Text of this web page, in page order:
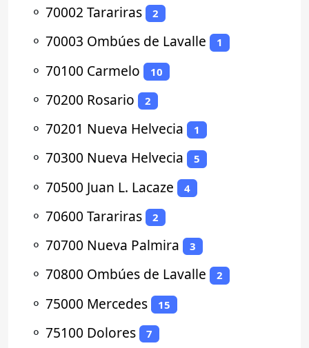
⚬ 70002 Tarariras 2
⚬ 70003 Ombúes de Lavalle 1
⚬ 70100 Carmelo 10
⚬ 70200 Rosario 2
⚬ 70201 Nueva Helvecia 1
⚬ 70300 Nueva Helvecia 5
⚬ 70500 Juan L. Lacaze 4
⚬ 70600 Tarariras 2
⚬ 70700 Nueva Palmira 3
⚬ 70800 Ombúes de Lavalle 2
⚬ 75000 Mercedes 15
⚬ 75100 Dolores 7